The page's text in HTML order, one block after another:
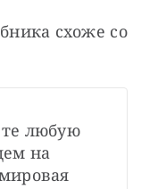
схоже со
любую
на